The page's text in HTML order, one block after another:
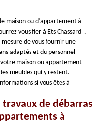
maison ou d’appartement à
vous fier à Ets Chassard .
de vous fournir une
adaptés et du personnel
maison ou appartement
meubles qui y restent.
si vous êtes à
de débarras
à